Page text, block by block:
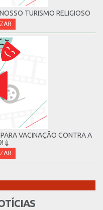
TURISMO RELIGIOSO
VACINAÇÃO CONTRA A